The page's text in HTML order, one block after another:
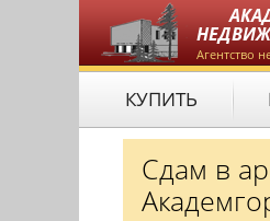
Агентство
КУПИТЬ
Сдам в